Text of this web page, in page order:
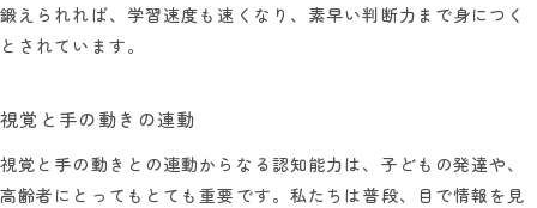
鍛えられれば、学習速度も速くなり、素早い判断力まで身につく
とされています。
視覚と手の動きの連動
視覚と手の動きとの連動からなる認知能力は、子どもの発達や、
高齢者にとってもとても重要です。私たちは普段、目で情報を見